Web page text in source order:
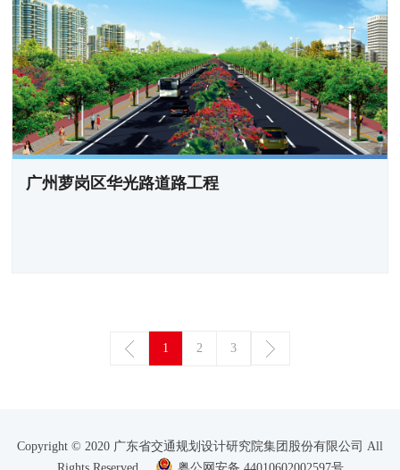
广州萝岗区华光路道路工程
1 2 3
Copyright © 2020 广东省交通规划设计研究院集团股份有限公司 All